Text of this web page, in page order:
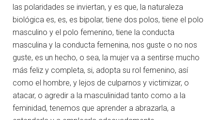
las polaridades se inviertan, y es que, la naturaleza
biológica es, es, es bipolar, tiene dos polos, tiene el polo
masculino y el polo femenino, tiene la conducta
masculina y la conducta femenina, nos guste o no nos
guste, es un hecho, o sea, la mujer va a sentirse mucho
más feliz y completa, si, adopta su rol femenino, así
como el hombre, y lejos de culparnos y victimizar, o
atacar, o agredir a la masculinidad tanto como a la
feminidad, tenemos que aprender a abrazarla, a